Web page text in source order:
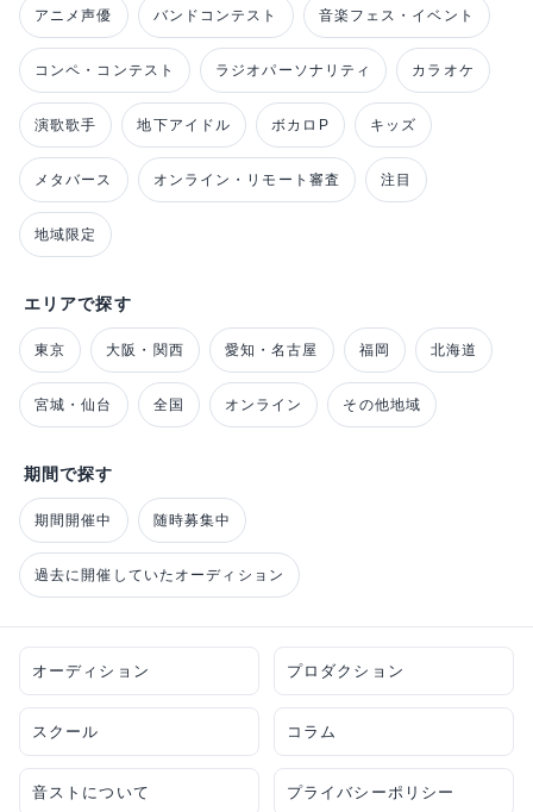
アニメ声優 バンドコンテスト 音楽フェス・イベント
コンペ・コンテスト ラジオパーソナリティ カラオケ
演歌歌手 地下アイドル ボカロP キッズ
メタバース オンライン・リモート審査 注目
地域限定
エリアで探す
東京 大阪・関西 愛知・名古屋 福岡 北海道
宮城・仙台 全国 オンライン その他地域
期間で探す
期間開催中 随時募集中
過去に開催していたオーディション
オーディション プロダクション
スクール コラム
音ストについて プライバシーポリシー